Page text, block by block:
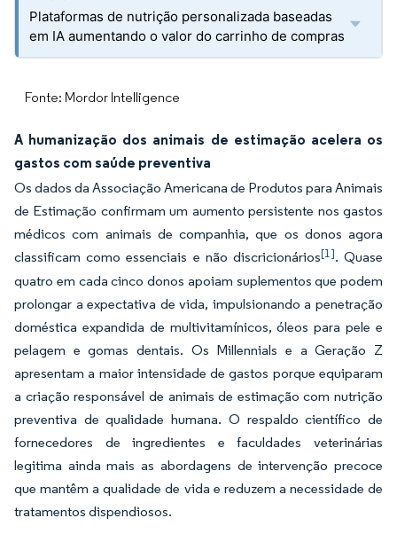
Plataformas de nutrição personalizada baseadas
em IA aumentando o valor do carrinho de compras
Fonte: Mordor Intelligence
A humanização dos animais de estimação acelera os
gastos com saúde preventiva
Os dados da Associação Americana de Produtos para Animais
de Estimação confirmam um aumento persistente nos gastos
médicos com animais de companhia, que os donos agora
classificam como essenciais e não discricionários[1]. Quase
quatro em cada cinco donos apoiam suplementos que podem
prolongar a expectativa de vida, impulsionando a penetração
doméstica expandida de multivitamínicos, óleos para pele e
pelagem e gomas dentais. Os Millennials e a Geração Z
apresentam a maior intensidade de gastos porque equiparam
a criação responsável de animais de estimação com nutrição
preventiva de qualidade humana. O respaldo científico de
fornecedores de ingredientes e faculdades veterinárias
legitima ainda mais as abordagens de intervenção precoce
que mantêm a qualidade de vida e reduzem a necessidade de
tratamentos dispendiosos.